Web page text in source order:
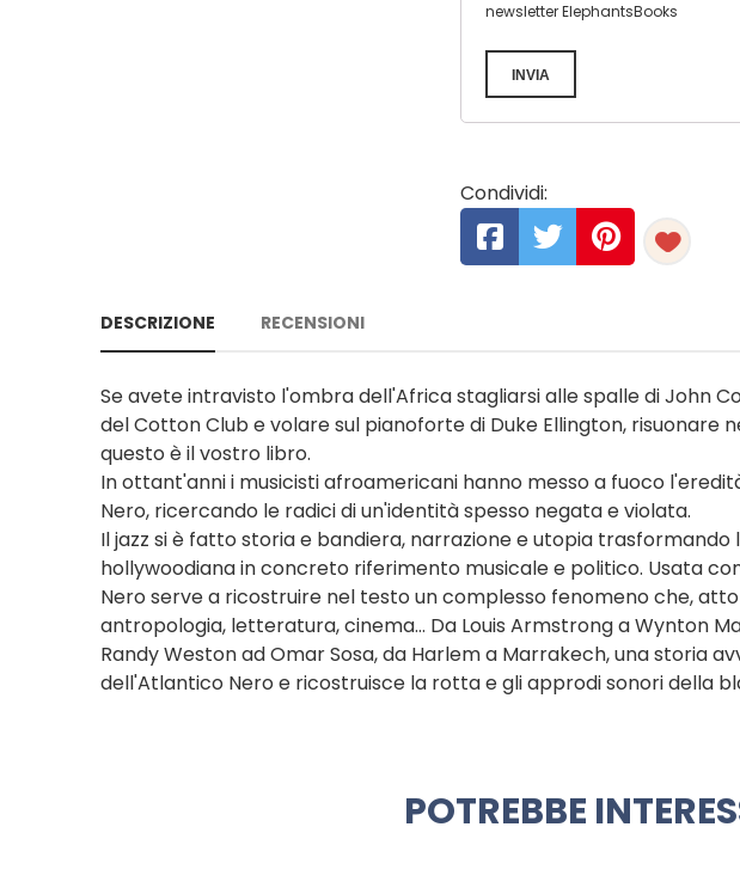
newsletter ElephantsBooks
INVIA
Condividi:
DESCRIZIONE RECENSIONI
Se avete intravisto l'ombra dell'Africa stagliarsi alle spalle di John
del Cotton Club e volare sul pianoforte di Duke Ellington, risuonare
questo è il vostro libro.
In ottant'anni i musicisti afroamericani hanno messo a fuoco
Nero, ricercando le radici di un'identità spesso negata e violata.
Il jazz si è fatto storia e bandiera, narrazione e utopia
hollywoodiana in concreto riferimento musicale e politico. Usata
Nero serve a ricostruire nel testo un complesso fenomeno che,
antropologia, letteratura, cinema... Da Louis Armstrong a Wynton
Randy Weston ad Omar Sosa, da Harlem a Marrakech, una storia
dell'Atlantico Nero e ricostruisce la rotta e gli approdi sonori della
POTREBBE